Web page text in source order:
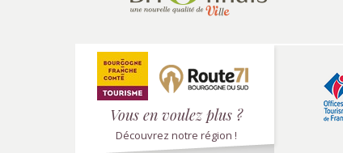
Vous en voulez plus ?
Découvrez notre région !